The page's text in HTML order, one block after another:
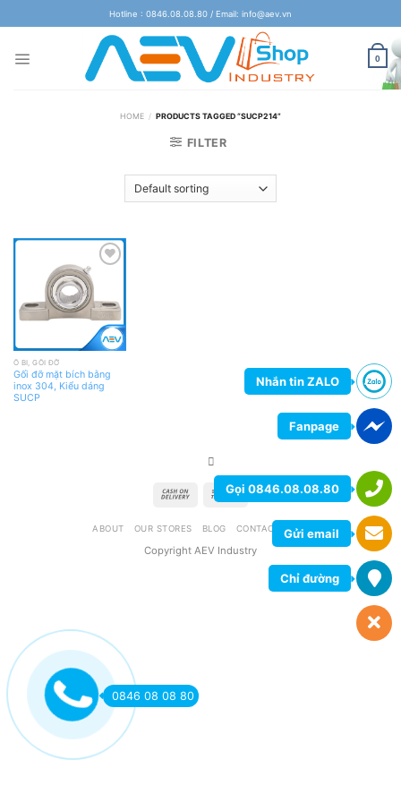
to
Hotline : 0846.08.08.80 / Email: info@aev.vn
0
HOME / PRODUCTS TAGGED “SUCP214”
FILTER
wishlist
Ổ BI, GỐI ĐỠ
Gối đỡ mặt bích bằng
inox 304, Kiểu dáng
SUCP
ABOUT OUR STORES BLOG CONTACT FAQ
Copyright AEV Industry
0846 08 08 80
Nhắn tin ZALO
Fanpage
Gọi 0846.08.08.80
Gửi email
Chỉ đường